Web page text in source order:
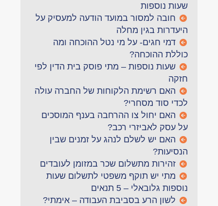
שעות נוספות
חובה למסור במועד הודעה למעסיק על
היעדרות בגין מחלה
דמי חגים- על מי נטל ההוכחה ומה
כוללת ההוכחה?
שעות נוספות – מתי פוסק בית הדין לפי
חזקה
האם רשימת הלקוחות של החברה עולה
לכדי סוד מסחרי?
האם יחול צו ההרחבה בענף המוסכים
על עסק לאביזרי רכב?
האם יש לשלם לנהג על זמנים שבין
הנסיעות?
זהירות מתשלום שכר במזומן לעובדים
מתי יש תוקף משפטי לתשלום שעות
נוספות גלובאלי – 5 תנאים
לשון הרע בסביבת העבודה – אימתי?